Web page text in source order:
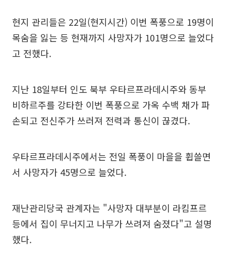
현지 관리들은 22일(현지시간) 이번 폭풍으로 19명이
목숨을 잃는 등 현재까지 사망자가 101명으로 늘었다
고 전했다.
지난 18일부터 인도 북부 우타르프라데시주와 동부
비하르주를 강타한 이번 폭풍으로 가옥 수백 채가 파
손되고 전신주가 쓰러져 전력과 통신이 끊겼다.
우타르프라데시주에서는 전일 폭풍이 마을을 휩쓸면
서 사망자가 45명으로 늘었다.
재난관리당국 관계자는 "사망자 대부분이 라킴프르
등에서 집이 무너지고 나무가 쓰려져 숨졌다"고 설명
했다.